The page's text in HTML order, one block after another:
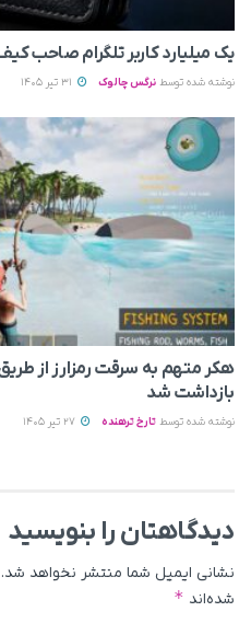
یک میلیارد کاربر تلگرام صاحب
نوشته شده توسط نرگس چالوک
هکر متهم به سرقت رمزارز از
بازداشت شد
نوشته شده توسط تارخ ترهنده
دیدگاهتان را بنویسید
نشانی ایمیل شما منتشر نخواهد شد.
شده‌اند *